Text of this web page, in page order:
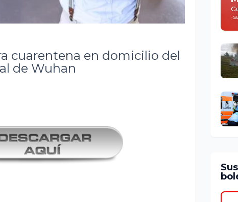
cuarentena en domicilio del
de Wuhan
-